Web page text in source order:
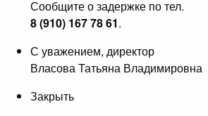
Сообщите о задержке по тел.
8 (910) 167 78 61.
С уважением, директор
Власова Татьяна Владимировна
Закрыть